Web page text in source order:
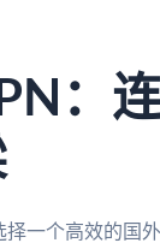
：
一个高效的国